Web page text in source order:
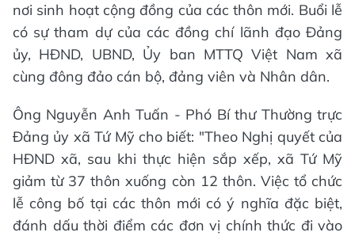
nơi sinh hoạt cộng đồng của các thôn mới. Buổi lễ
có sự tham dự của các đồng chí lãnh đạo Đảng
ủy, HĐND, UBND, Ủy ban MTTQ Việt Nam xã
cùng đông đảo cán bộ, đảng viên và Nhân dân.
Ông Nguyễn Anh Tuấn - Phó Bí thư Thường trực
Đảng ủy xã Tứ Mỹ cho biết: "Theo Nghị quyết của
HĐND xã, sau khi thực hiện sắp xếp, xã Tứ Mỹ
giảm từ 37 thôn xuống còn 12 thôn. Việc tổ chức
lễ công bố tại các thôn mới có ý nghĩa đặc biệt,
đánh dấu thời điểm các đơn vị chính thức đi vào